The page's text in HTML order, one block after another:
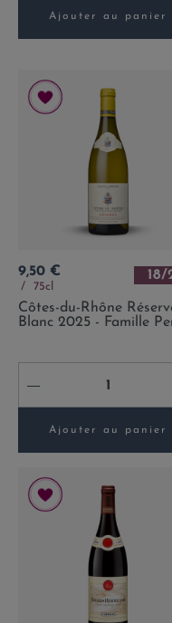
Ajouter au panier
Prix
9,50 €
75cl
18/
Côtes-du-Rhône
Blanc 2025 - Famille
-
Ajouter au panier